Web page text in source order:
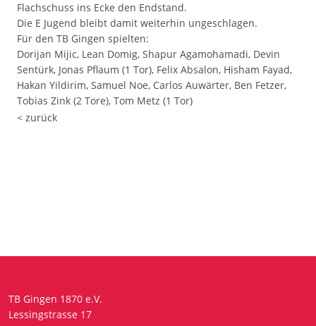
Flachschuss ins Ecke den Endstand.
Die E Jugend bleibt damit weiterhin ungeschlagen.
Für den TB Gingen spielten:
Dorijan Mijic, Lean Domig, Shapur Agamohamadi, Devin
Sentürk, Jonas Pflaum (1 Tor), Felix Absalon, Hisham Fayad,
Hakan Yildirim, Samuel Noe, Carlos Auwärter, Ben Fetzer,
Tobias Zink (2 Tore), Tom Metz (1 Tor)
< zurück
TB Gingen 1870 e.V.
Lessingstrasse 17